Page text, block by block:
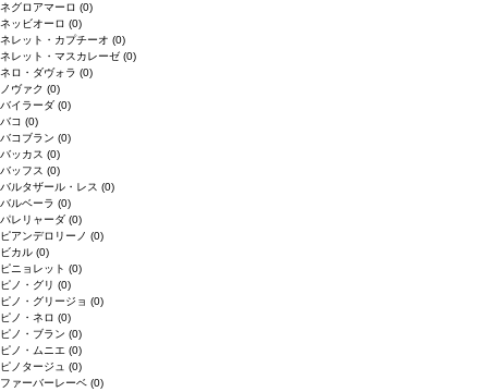
ネグロアマーロ (0)
ネッビオーロ (0)
ネレット・カプチーオ (0)
ネレット・マスカレーゼ (0)
ネロ・ダヴォラ (0)
ノヴァク (0)
バイラーダ (0)
バコ (0)
バコブラン (0)
バッカス (0)
バッフス (0)
バルタザール・レス (0)
バルベーラ (0)
パレリャーダ (0)
ピアンデロリーノ (0)
ビカル (0)
ピニョレット (0)
ピノ・グリ (0)
ピノ・グリージョ (0)
ピノ・ネロ (0)
ピノ・ブラン (0)
ピノ・ムニエ (0)
ピノタージュ (0)
ファーバーレーベ (0)